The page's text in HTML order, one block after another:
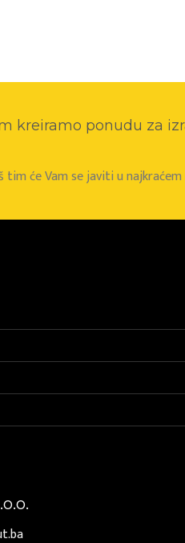
kreiramo ponudu za
će Vam se javiti u